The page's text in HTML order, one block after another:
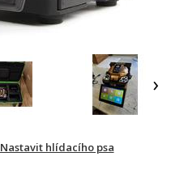
›
Nastavit hlídacího psa